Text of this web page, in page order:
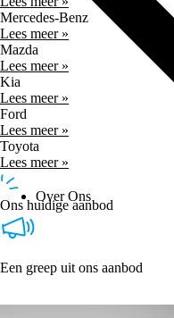
Over Ons
Mercedes-Benz
Lees meer »
Mazda
Lees meer »
Kia
Lees meer »
Ford
Lees meer »
Toyota
Lees meer »
Ons huidige aanbod
Een greep uit ons aanbod